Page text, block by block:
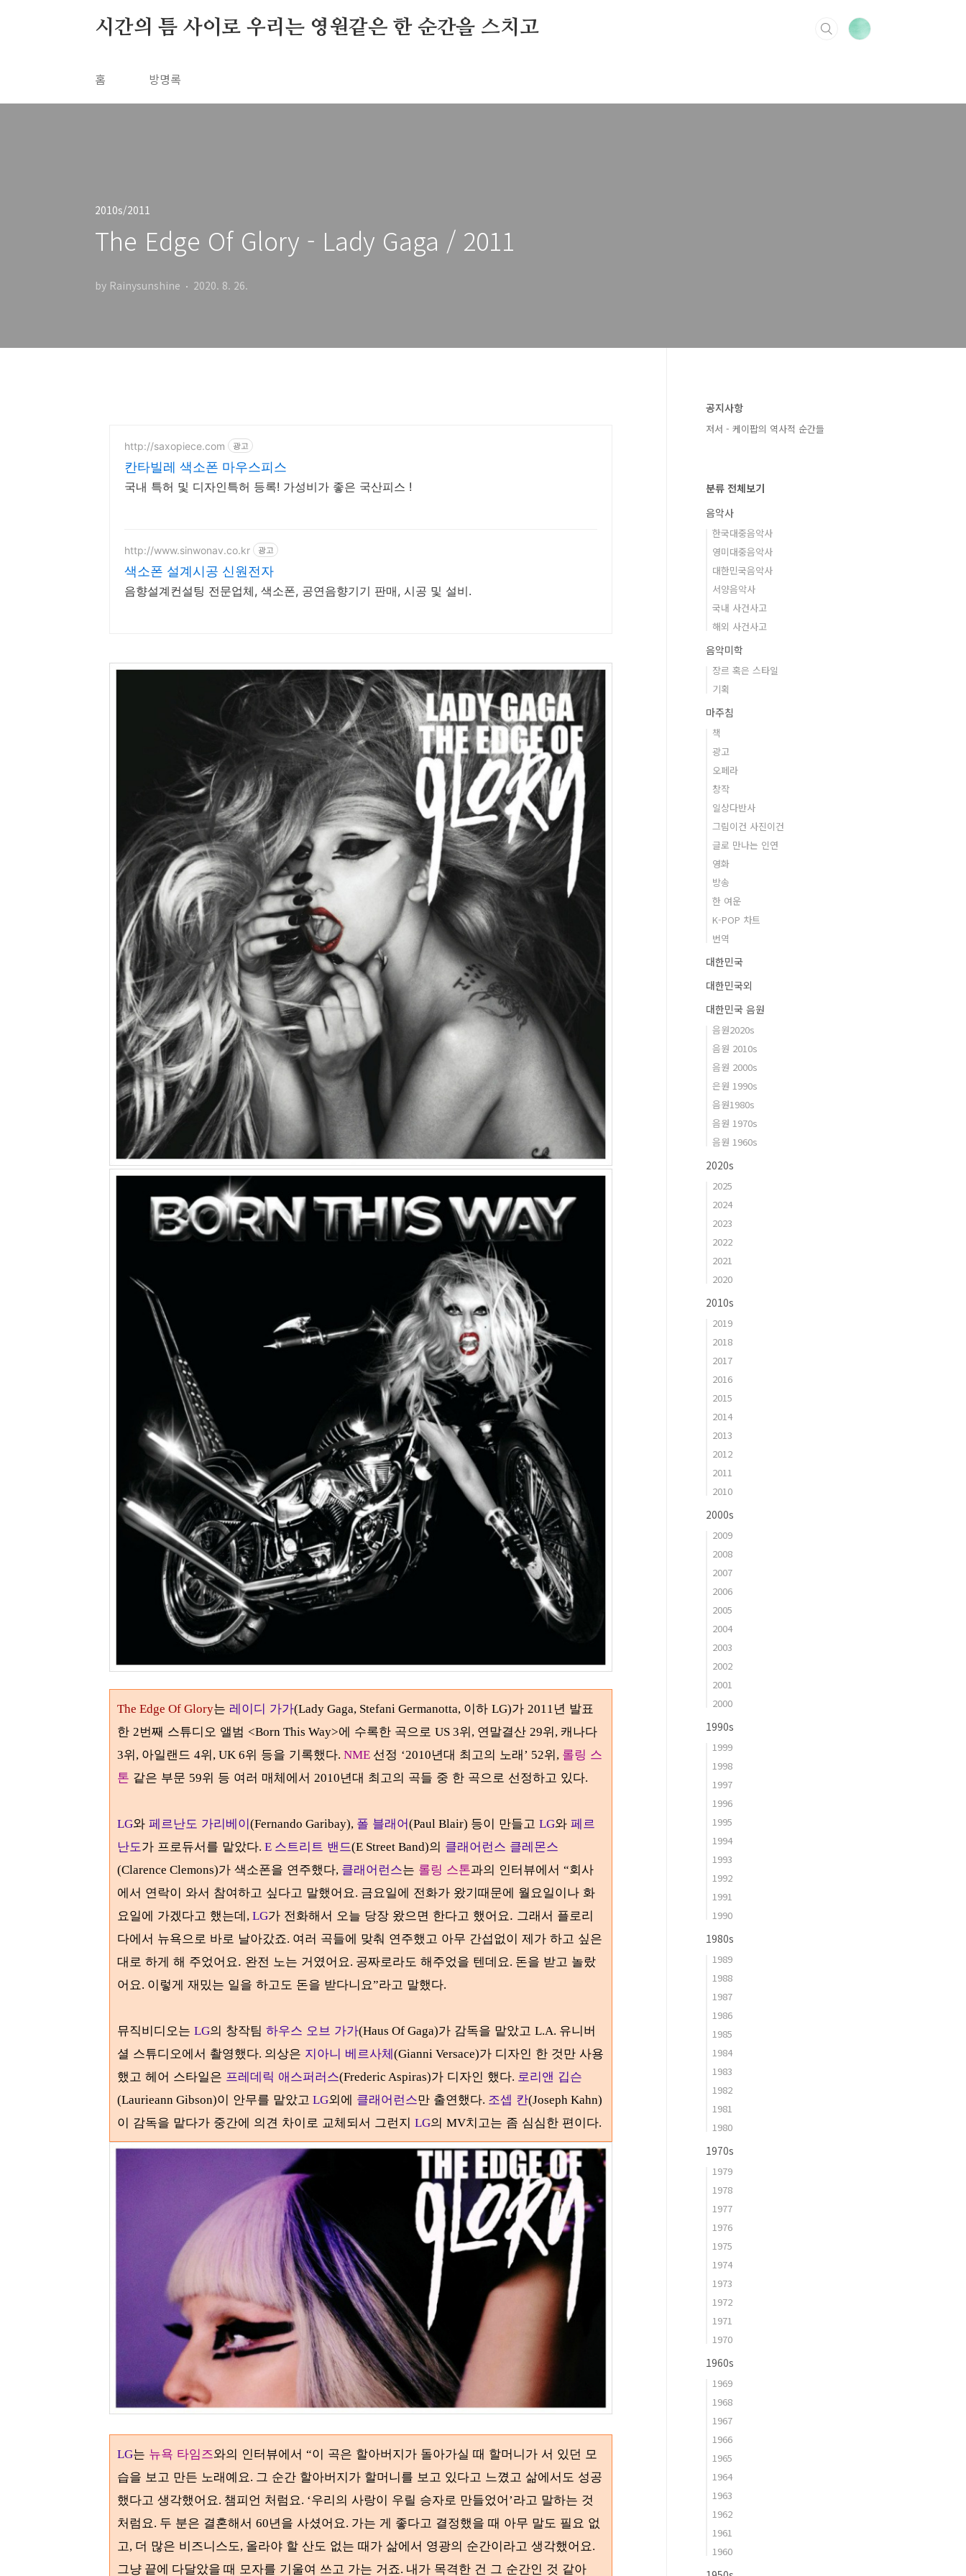
시간의 틈 사이로 우리는 영원같은 한 순간을 스치고
홈 방명록
2010s/2011
The Edge Of Glory - Lady Gaga / 2011
by Rainysunshine 2020. 8. 26.
http://saxopiece.com 광고
칸타빌레 색소폰 마우스피스
국내 특허 및 디자인특허 등록! 가성비가 좋은 국산피스 !
http://www.sinwonav.co.kr 광고
색소폰 설계시공 신원전자
음향설계컨설팅 전문업체, 색소폰, 공연음향기기 판매, 시공 및 설비.
The Edge Of Glory는 레이디 가가(Lady Gaga, Stefani Germanotta, 이하 LG)가 2011년 발표
한 2번째 스튜디오 앨범 <Born This Way>에 수록한 곡으로 US 3위, 연말결산 29위, 캐나다
3위, 아일랜드 4위, UK 6위 등을 기록했다. NME 선정 ‘2010년대 최고의 노래’ 52위, 롤링 스
톤 같은 부문 59위 등 여러 매체에서 2010년대 최고의 곡들 중 한 곡으로 선정하고 있다.
LG와 페르난도 가리베이(Fernando Garibay), 폴 블래어(Paul Blair) 등이 만들고 LG와 페르
난도가 프로듀서를 맡았다. E 스트리트 밴드(E Street Band)의 클래어런스 클레몬스
(Clarence Clemons)가 색소폰을 연주했다, 클래어런스는 롤링 스톤과의 인터뷰에서 “회사
에서 연락이 와서 참여하고 싶다고 말했어요. 금요일에 전화가 왔기때문에 월요일이나 화
요일에 가겠다고 했는데, LG가 전화해서 오늘 당장 왔으면 한다고 했어요. 그래서 플로리
다에서 뉴욕으로 바로 날아갔죠. 여러 곡들에 맞춰 연주했고 아무 간섭없이 제가 하고 싶은
대로 하게 해 주었어요. 완전 노는 거였어요. 공짜로라도 해주었을 텐데요. 돈을 받고 놀랐
어요. 이렇게 재밌는 일을 하고도 돈을 받다니요”라고 말했다.
뮤직비디오는 LG의 창작팀 하우스 오브 가가(Haus Of Gaga)가 감독을 맡았고 L.A. 유니버
셜 스튜디오에서 촬영했다. 의상은 지아니 베르사체(Gianni Versace)가 디자인 한 것만 사용
했고 헤어 스타일은 프레데릭 애스퍼러스(Frederic Aspiras)가 디자인 했다. 로리앤 깁슨
(Laurieann Gibson)이 안무를 맡았고 LG외에 클래어런스만 출연했다. 조셉 칸(Joseph Kahn)
이 감독을 맡다가 중간에 의견 차이로 교체되서 그런지 LG의 MV치고는 좀 심심한 편이다.
LG는 뉴욕 타임즈와의 인터뷰에서 “이 곡은 할아버지가 돌아가실 때 할머니가 서 있던 모
습을 보고 만든 노래예요. 그 순간 할아버지가 할머니를 보고 있다고 느꼈고 삶에서도 성공
했다고 생각했어요. 챔피언 처럼요. ‘우리의 사랑이 우릴 승자로 만들었어’라고 말하는 것
처럼요. 두 분은 결혼해서 60년을 사셨어요. 가는 게 좋다고 결정했을 때 아무 말도 필요 없
고, 더 많은 비즈니스도, 올라야 할 산도 없는 때가 삶에서 영광의 순간이라고 생각했어요.
그냥 끝에 다달았을 때 모자를 기울여 쓰고 가는 거죠. 내가 목격한 건 그 순간인 것 같아
공지사항
저서 - 케이팝의 역사적 순간들
분류 전체보기
음악사
한국대중음악사
영미대중음악사
대한민국음악사
서양음악사
국내 사건사고
해외 사건사고
음악미학
장르 혹은 스타일
기획
마주침
책
광고
오페라
창작
일상다반사
그림이건 사진이건
글로 만나는 인연
영화
방송
한 여운
K-POP 차트
번역
대한민국
대한민국외
대한민국 음원
음원2020s
음원 2010s
음원 2000s
은원 1990s
음원1980s
음원 1970s
음원 1960s
2020s
2025
2024
2023
2022
2021
2020
2010s
2019
2018
2017
2016
2015
2014
2013
2012
2011
2010
2000s
2009
2008
2007
2006
2005
2004
2003
2002
2001
2000
1990s
1999
1998
1997
1996
1995
1994
1993
1992
1991
1990
1980s
1989
1988
1987
1986
1985
1984
1983
1982
1981
1980
1970s
1979
1978
1977
1976
1975
1974
1973
1972
1971
1970
1960s
1969
1968
1967
1966
1965
1964
1963
1962
1961
1960